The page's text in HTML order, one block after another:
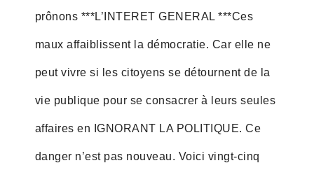
prônons ***L’INTERET GENERAL ***Ces
maux affaiblissent la démocratie. Car elle ne
peut vivre si les citoyens se détournent de la
vie publique pour se consacrer à leurs seules
affaires en IGNORANT LA POLITIQUE. Ce
danger n’est pas nouveau. Voici vingt-cinq